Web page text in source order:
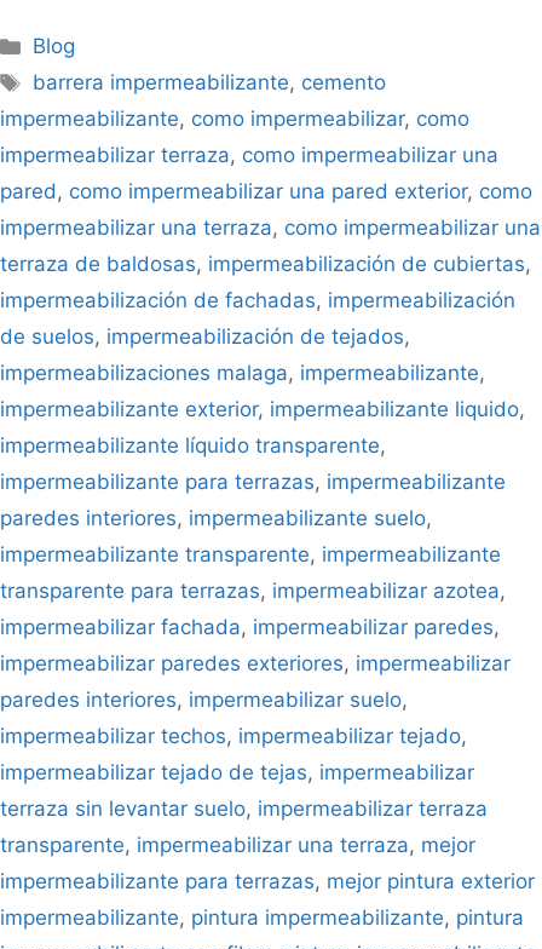
Blog
barrera impermeabilizante, cemento
impermeabilizante, como impermeabilizar, como
impermeabilizar terraza, como impermeabilizar una
pared, como impermeabilizar una pared exterior, como
impermeabilizar una terraza, como impermeabilizar una
terraza de baldosas, impermeabilización de cubiertas,
impermeabilización de fachadas, impermeabilización
de suelos, impermeabilización de tejados,
impermeabilizaciones malaga, impermeabilizante,
impermeabilizante exterior, impermeabilizante liquido,
impermeabilizante líquido transparente,
impermeabilizante para terrazas, impermeabilizante
paredes interiores, impermeabilizante suelo,
impermeabilizante transparente, impermeabilizante
transparente para terrazas, impermeabilizar azotea,
impermeabilizar fachada, impermeabilizar paredes,
impermeabilizar paredes exteriores, impermeabilizar
paredes interiores, impermeabilizar suelo,
impermeabilizar techos, impermeabilizar tejado,
impermeabilizar tejado de tejas, impermeabilizar
terraza sin levantar suelo, impermeabilizar terraza
transparente, impermeabilizar una terraza, mejor
impermeabilizante para terrazas, mejor pintura exterior
impermeabilizante, pintura impermeabilizante, pintura